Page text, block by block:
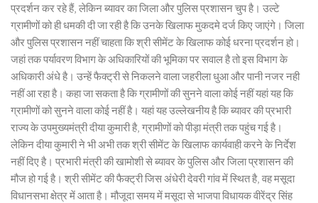
प्रदर्शन कर रहे हैं, लेकिन ब्यावर का जिला और पुलिस प्रशासन चुप है। उल्टे
ग्रामीणों को ही धमकी दी जा रही है कि उनके खिलाफ मुकदमे दर्ज किए जाएंगे। जिला
और पुलिस प्रशासन नहीं चाहता कि श्री सीमेंट के खिलाफ कोई धरना प्रदर्शन हो।
जहां तक पर्यावरण विभाग के अधिकारियों की भूमिका पर सवाल है तो इस विभाग के
अधिकारी अंधे है। उन्हें फैक्ट्री से निकलने वाला जहरीला धुआ और पानी नजर नही
नहीं आ रहा है। कहा जा सकता है कि ग्रामीणों की सुनने वाला कोई नहीं यहां यह कि
ग्रामीणों को सुनने वाला कोई नहीं है। यहां यह उल्लेखनीय है कि ब्यावर की प्रभारी
राज्य के उपमुख्यमंत्री दीया कुमारी है, ग्रामीणों को पीड़ा मंत्री तक पहुंच गई है।
लेकिन दीया कुमारी ने भी अभी तक श्री सीमेंट के खिलाफ कार्यवाही करने के निर्देश
नहीं दिए है। प्रभारी मंत्री की खामोशी से ब्यावर के पुलिस और जिला प्रशासन की
मौज हो गई है। श्री सीमेंट की फैक्ट्री जिस अंधेरी देवरी गांव में स्थित है, वह मसूदा
विधानसभा क्षेत्र में आता है। मौजूदा समय में मसूदा से भाजपा विधायक वीरेंद्र सिंह